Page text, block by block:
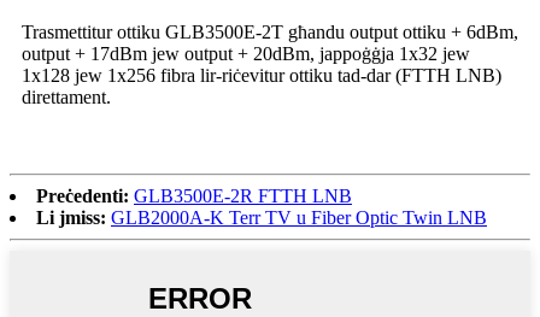
Trasmettitur ottiku GLB3500E-2T għandu output ottiku + 6dBm,
output + 17dBm jew output + 20dBm, jappoġġja 1x32 jew
1x128 jew 1x256 fibra lir-riċevitur ottiku tad-dar (FTTH LNB)
direttament.
Preċedenti: GLB3500E-2R FTTH LNB
Li jmiss: GLB2000A-K Terr TV u Fiber Optic Twin LNB